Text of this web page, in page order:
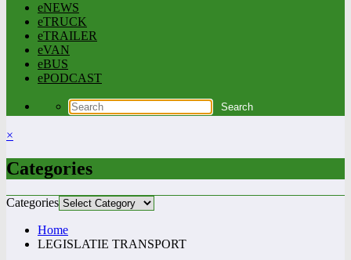
eNEWS
eTRUCK
eTRAILER
eVAN
eBUS
ePODCAST
×
Categories
Categories
Home
LEGISLATIE TRANSPORT